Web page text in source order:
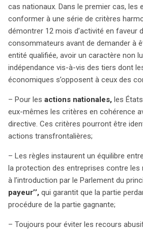
définiront leurs propres critères
nationales. Un équilibre sera
abus, incluant le principe du «
signifie que la partie perdante devra
partie gagnante. De plus, les
les affaires manifestement
processus. La portée des recours
des données, les services financiers
Cet élargissement pourrait
actuelle, notamment pour des pays
qui disposent déjà de mesures
approuvé, les États auront 24 mois
leur législation.
cas nationaux. Dans le premier cas, les
conformer à une série de critères
démontrer 12 mois d’activité en faveur
consommateurs avant de demander à
entité qualifiée, avoir un caractère non
indépendance vis-à-vis des tiers dont
économiques s’opposent à ceux des
– Pour les actions nationales, les
eux-mêmes les critères en cohérence
directive. Ces critères pourront être
actions transfrontalières;
– Les règles instaurent un équilibre
la protection des entreprises contre
à l’introduction par le Parlement du
payeur’’, qui garantit que la partie
procédure de la partie gagnante;
– Toujours pour éviter les recours